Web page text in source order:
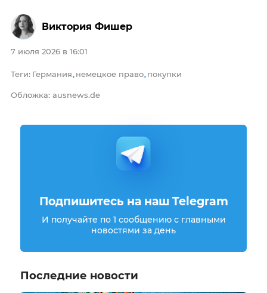
7 июля 2026 в 16:01
Теги: Германия, немецкое право, покупки
Обложка: ausnews.de
Виктория Фишер
Подпишитесь на наш Telegram
И получайте по 1 сообщению с главными
новостями за день
Последние новости